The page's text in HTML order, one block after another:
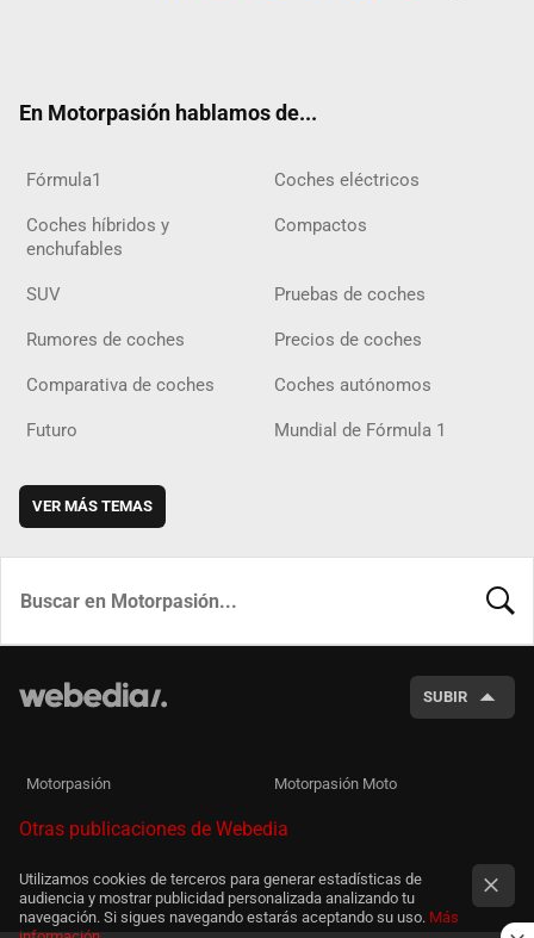
En Motorpasión hablamos de...
Fórmula1 Coches eléctricos
Coches híbridos y
enchufables
Compactos
SUV Pruebas de coches
Rumores de coches Precios de coches
Comparativa de coches Coches autónomos
Futuro Mundial de Fórmula 1
VER MÁS TEMAS
SUBIR
Motorpasión Motorpasión Moto
Otras publicaciones de Webedia
Utilizamos cookies de terceros para generar estadísticas de
audiencia y mostrar publicidad personalizada analizando tu
navegación. Si sigues navegando estarás aceptando su uso. Más